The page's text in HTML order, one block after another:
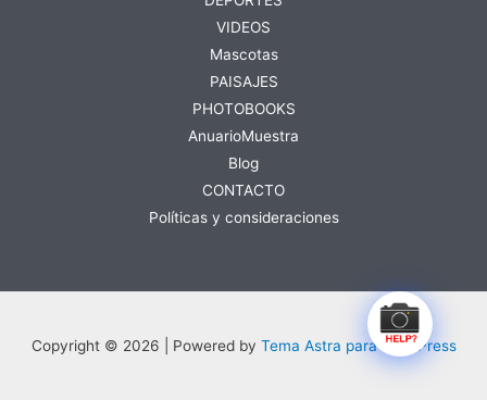
VIDEOS
Mascotas
PAISAJES
PHOTOBOOKS
AnuarioMuestra
Blog
CONTACTO
Políticas y consideraciones
Copyright © 2026 | Powered by Tema Astra para WordPress